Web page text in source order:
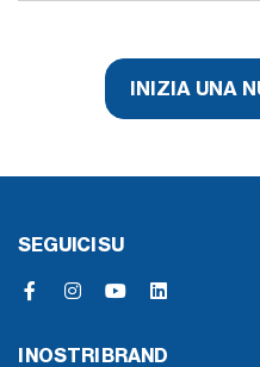
INIZIA UNA
SEGUICI SU
I NOSTRI BRAND